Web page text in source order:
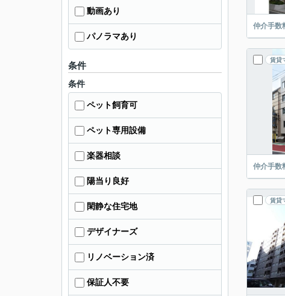
仲介手数
賃貸
仲介手数
賃貸
動画あり
パノラマあり
条件
条件
ペット飼育可
ペット専用設備
楽器相談
陽当り良好
閑静な住宅地
デザイナーズ
リノベーション済
保証人不要